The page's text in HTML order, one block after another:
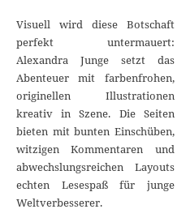
Visuell wird diese Botschaft
perfekt untermauert:
Alexandra Junge setzt das
Abenteuer mit farbenfrohen,
originellen Illustrationen
kreativ in Szene. Die Seiten
bieten mit bunten Einschüben,
witzigen Kommentaren und
abwechslungsreichen Layouts
echten Lesespaß für junge
Weltverbesserer.